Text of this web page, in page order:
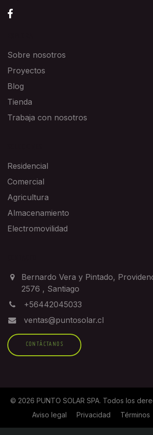
Sobre nosotros
Proyectos
Blog
Tienda
Trabaja con nosotros
Residencial
Comercial
Agricultura
Almacenamiento
Electromovilidad
Bernardo Vera y Pintado,
2576 , Santiago
+56442045033
ventas@puntosolar.cl
CONTÁCTANOS
© 2026 PUNTO SOLAR SPA. Todos los
Aviso legal
Privacidad Términos